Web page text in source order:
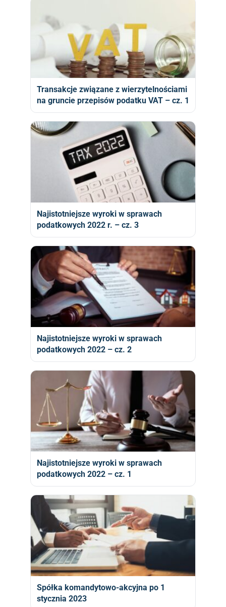
Transakcje związane z wierzytelnościami
na gruncie przepisów podatku VAT – cz. 1
Najistotniejsze wyroki w sprawach
podatkowych 2022 r. – cz. 3
Najistotniejsze wyroki w sprawach
podatkowych 2022 – cz. 2
Najistotniejsze wyroki w sprawach
podatkowych 2022 – cz. 1
Spółka komandytowo-akcyjna po 1
stycznia 2023